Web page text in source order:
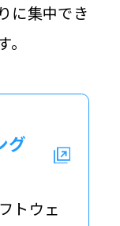
に集中でき
グ
トウェ